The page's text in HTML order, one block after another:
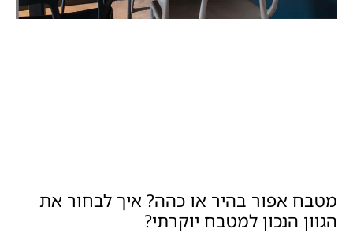
מטבח אפור בהיר או כהה? איך לבחור את
הגוון הנכון למטבח יוקרתי?